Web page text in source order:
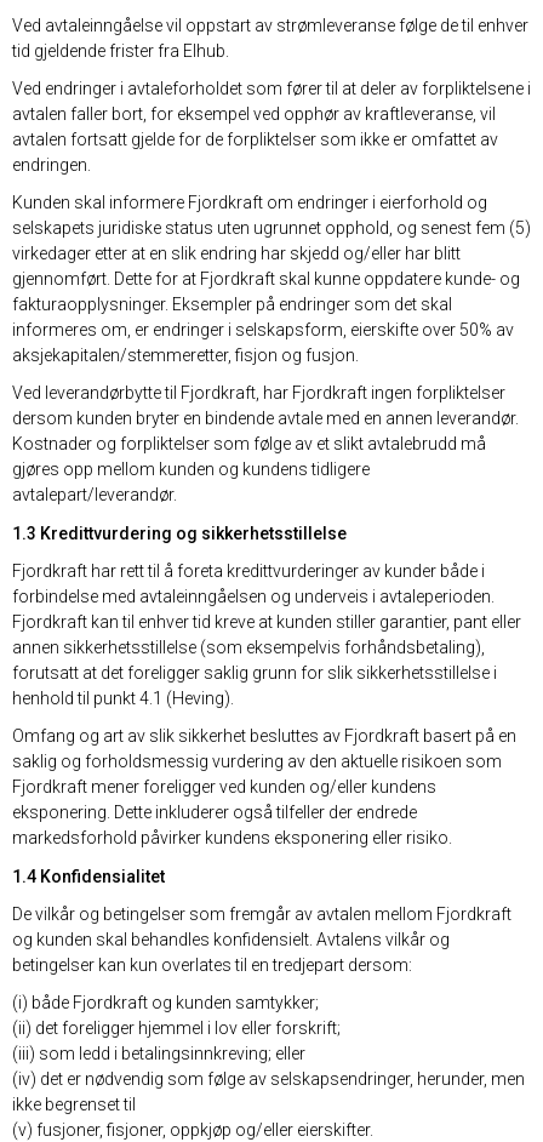
Ved avtaleinngåelse vil oppstart av strømleveranse følge de til enhver
tid gjeldende frister fra Elhub.
Ved endringer i avtaleforholdet som fører til at deler av forpliktelsene i
avtalen faller bort, for eksempel ved opphør av kraftleveranse, vil
avtalen fortsatt gjelde for de forpliktelser som ikke er omfattet av
endringen.
Kunden skal informere Fjordkraft om endringer i eierforhold og
selskapets juridiske status uten ugrunnet opphold, og senest fem (5)
virkedager etter at en slik endring har skjedd og/eller har blitt
gjennomført. Dette for at Fjordkraft skal kunne oppdatere kunde- og
fakturaopplysninger. Eksempler på endringer som det skal
informeres om, er endringer i selskapsform, eierskifte over 50% av
aksjekapitalen/stemmeretter, fisjon og fusjon.
Ved leverandørbytte til Fjordkraft, har Fjordkraft ingen forpliktelser
dersom kunden bryter en bindende avtale med en annen leverandør.
Kostnader og forpliktelser som følge av et slikt avtalebrudd må
gjøres opp mellom kunden og kundens tidligere
avtalepart/leverandør.
1.3 Kredittvurdering og sikkerhetsstillelse
Fjordkraft har rett til å foreta kredittvurderinger av kunder både i
forbindelse med avtaleinngåelsen og underveis i avtaleperioden.
Fjordkraft kan til enhver tid kreve at kunden stiller garantier, pant eller
annen sikkerhetsstillelse (som eksempelvis forhåndsbetaling),
forutsatt at det foreligger saklig grunn for slik sikkerhetsstillelse i
henhold til punkt 4.1 (Heving).
Omfang og art av slik sikkerhet besluttes av Fjordkraft basert på en
saklig og forholdsmessig vurdering av den aktuelle risikoen som
Fjordkraft mener foreligger ved kunden og/eller kundens
eksponering. Dette inkluderer også tilfeller der endrede
markedsforhold påvirker kundens eksponering eller risiko.
1.4 Konfidensialitet
De vilkår og betingelser som fremgår av avtalen mellom Fjordkraft
og kunden skal behandles konfidensielt. Avtalens vilkår og
betingelser kan kun overlates til en tredjepart dersom:
(i) både Fjordkraft og kunden samtykker;
(ii) det foreligger hjemmel i lov eller forskrift;
(iii) som ledd i betalingsinnkreving; eller
(iv) det er nødvendig som følge av selskapsendringer, herunder, men
ikke begrenset til
(v) fusjoner, fisjoner, oppkjøp og/eller eierskifter.